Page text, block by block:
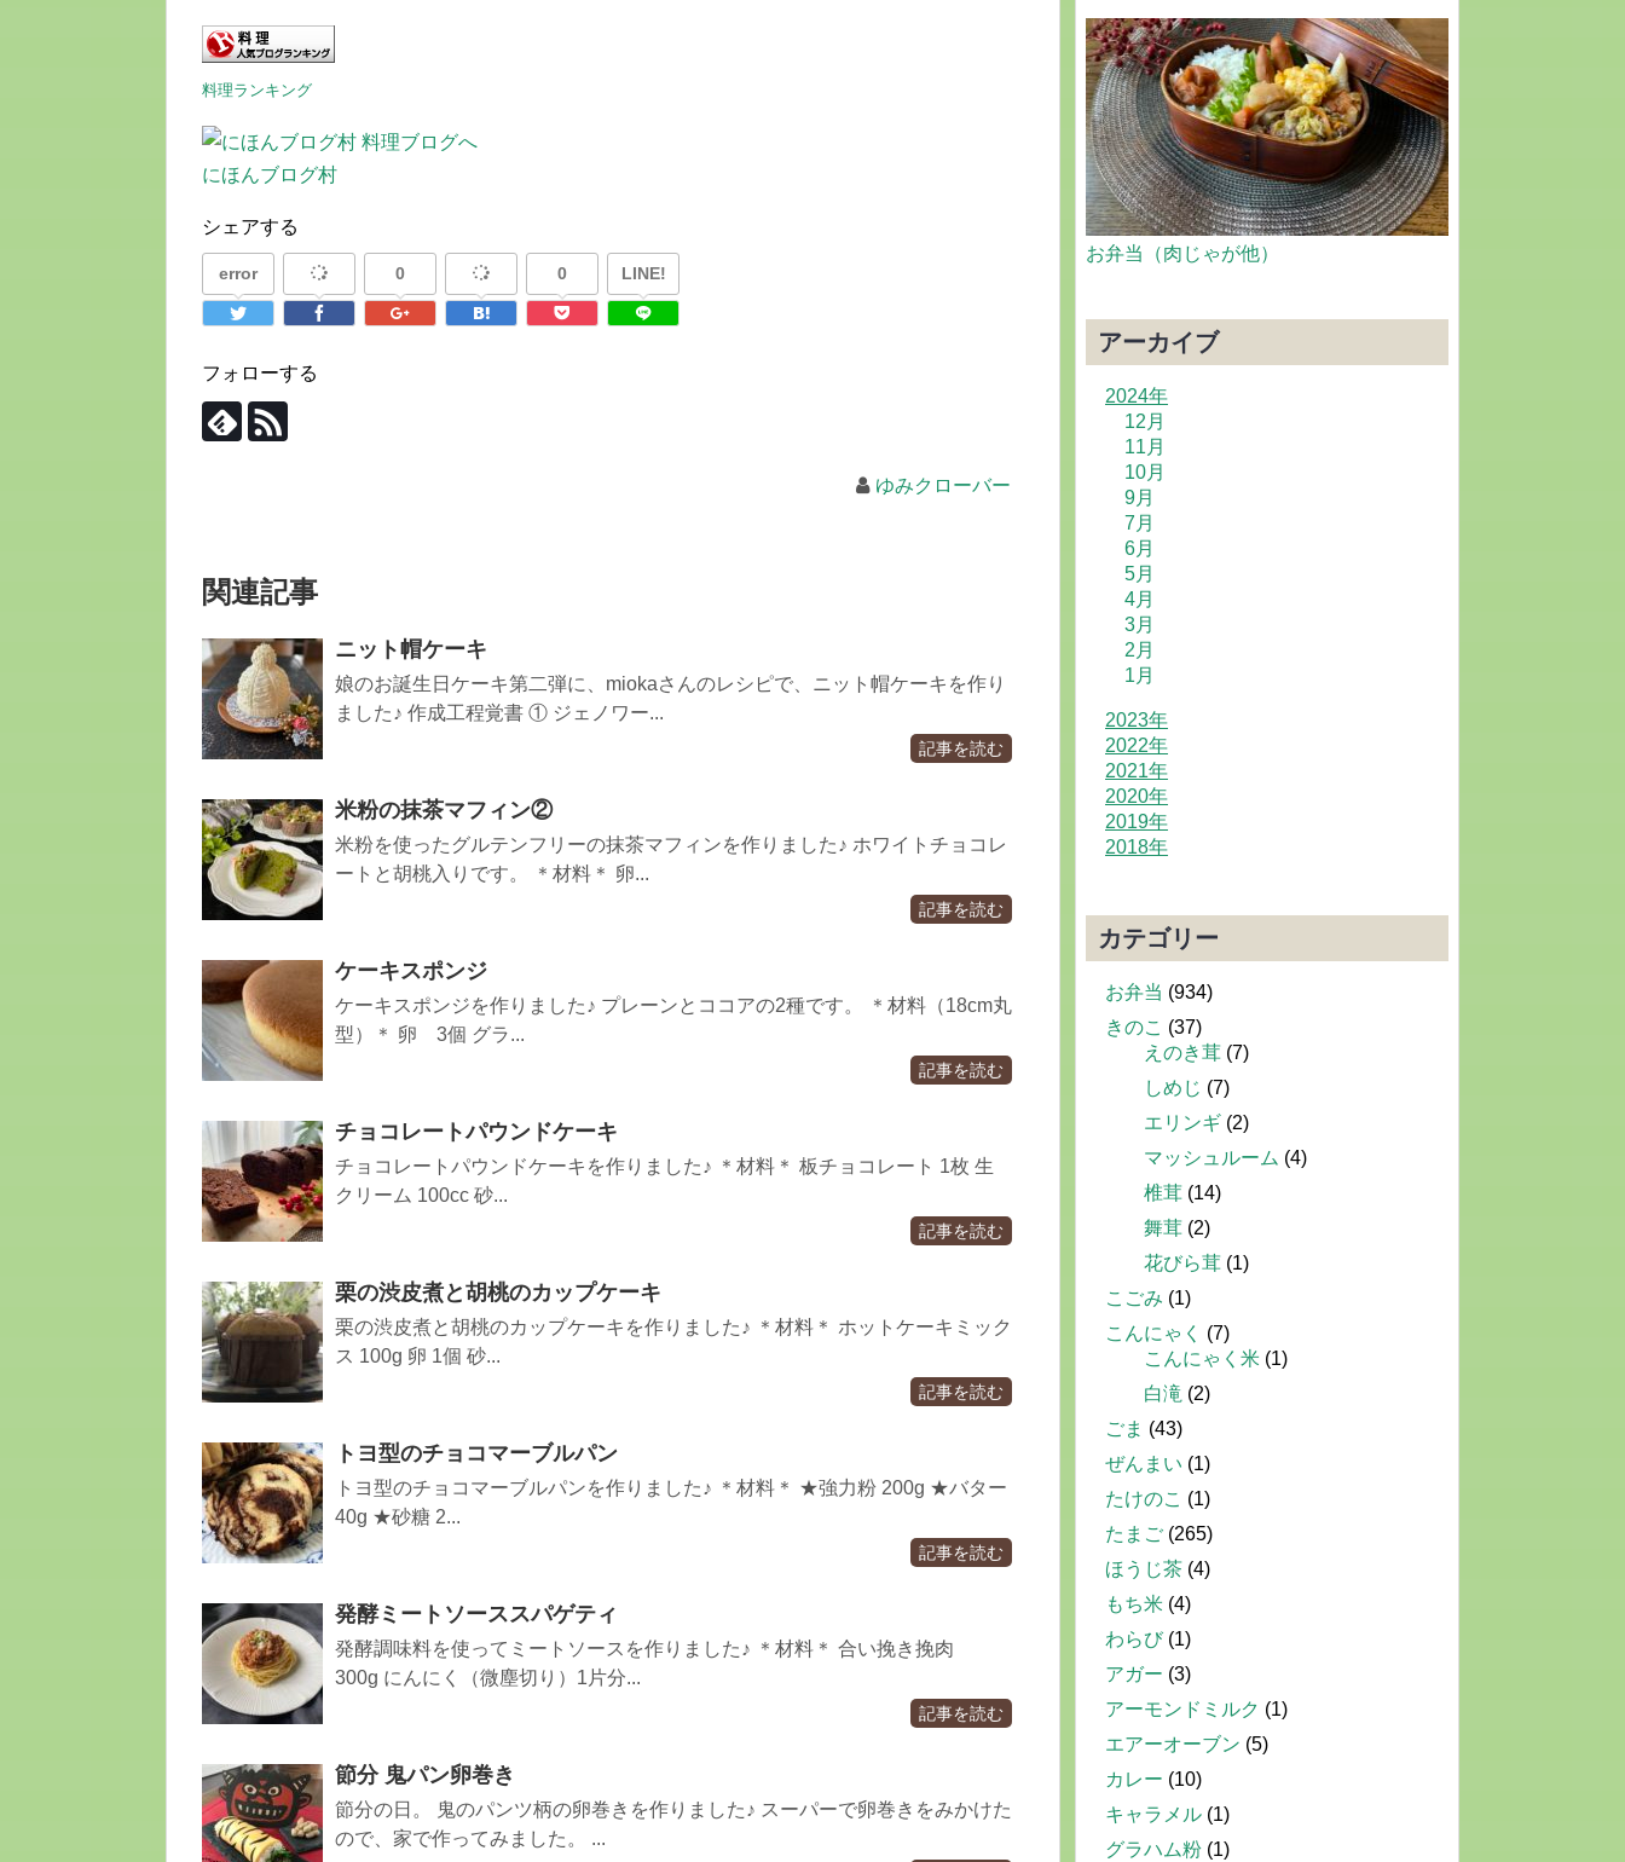
料理ランキング
にほんブログ村
シェアする
error 0 0 LINE!
フォローする
ゆみクローバー
関連記事
ニット帽ケーキ
娘のお誕生日ケーキ第二弾に、miokaさんのレシピで、ニット帽ケーキを作り
ました♪ 作成工程覚書 ① ジェノワー...
記事を読む
米粉の抹茶マフィン②
米粉を使ったグルテンフリーの抹茶マフィンを作りました♪ ホワイトチョコレ
ートと胡桃入りです。 ＊材料＊ 卵...
記事を読む
ケーキスポンジ
ケーキスポンジを作りました♪ プレーンとココアの2種です。 ＊材料（18cm丸
型）＊ 卵 3個 グラ...
記事を読む
チョコレートパウンドケーキ
チョコレートパウンドケーキを作りました♪ ＊材料＊ 板チョコレート 1枚 生
クリーム 100cc 砂...
記事を読む
栗の渋皮煮と胡桃のカップケーキ
栗の渋皮煮と胡桃のカップケーキを作りました♪ ＊材料＊ ホットケーキミック
ス 100g 卵 1個 砂...
記事を読む
トヨ型のチョコマーブルパン
トヨ型のチョコマーブルパンを作りました♪ ＊材料＊ ★強力粉 200g ★バター
40g ★砂糖 2...
記事を読む
発酵ミートソーススパゲティ
発酵調味料を使ってミートソースを作りました♪ ＊材料＊ 合い挽き挽肉
300g にんにく（微塵切り）1片分...
記事を読む
節分 鬼パン卵巻き
節分の日。 鬼のパンツ柄の卵巻きを作りました♪ スーパーで卵巻きをみかけた
ので、家で作ってみました。 ...
お弁当（肉じゃが他）
アーカイブ
2024年
12月
11月
10月
9月
7月
6月
5月
4月
3月
2月
1月
2023年
2022年
2021年
2020年
2019年
2018年
カテゴリー
お弁当 (934)
きのこ (37)
えのき茸 (7)
しめじ (7)
エリンギ (2)
マッシュルーム (4)
椎茸 (14)
舞茸 (2)
花びら茸 (1)
こごみ (1)
こんにゃく
(7)
こんにゃく米 (1)
白滝 (2)
ごま (43)
ぜんまい (1)
たけのこ (1)
たまご (265)
ほうじ茶 (4)
もち米 (4)
わらび(1)
アガー (3)
アーモンドミルク (1)
エアーオーブン (5)
カレー (10)
キャラメル (1)
グラハム粉 (1)